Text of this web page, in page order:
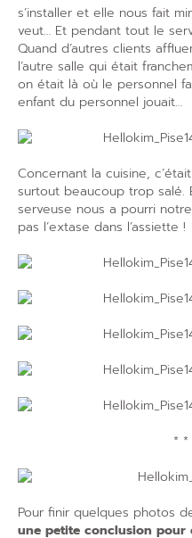
s’installer et elle nous fait
veut… Et pendant tout le
Quand d’autres clients
l’autre salle qui était
on était là où le personnel
enfant du personnel jouait…
Concernant la cuisine,
surtout beaucoup trop salé.
serveuse nous a pourri
pas l’extase dans l’assiette !
*
Pour finir quelques photos
une petite conclusion pour